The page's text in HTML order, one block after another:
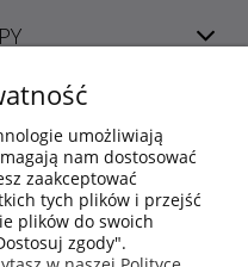
umożliwiają
nam dostosować
zaakceptować
tych plików i przejść
plików do swoich
zgody".